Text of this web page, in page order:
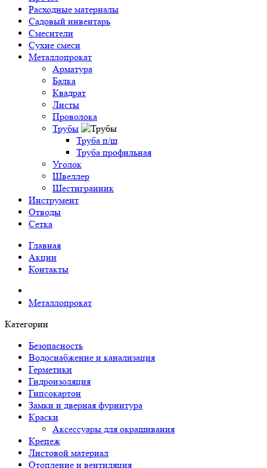
Расходные материалы
Садовый инвентарь
Смесители
Сухие смеси
Металлопрокат
Арматура
Балка
Квадрат
Листы
Проволока
Трубы
Труба п/ш
Труба профильная
Уголок
Швеллер
Шестигранник
Инструмент
Отводы
Сетка
Главная
Акции
Контакты
Металлопрокат
Категории
Безопасность
Водоснабжение и канализация
Герметики
Гидроизоляция
Гипсокартон
Замки и дверная фурнитура
Краски
Аксессуары для окрашивания
Крепеж
Листовой материал
Отопление и вентиляция